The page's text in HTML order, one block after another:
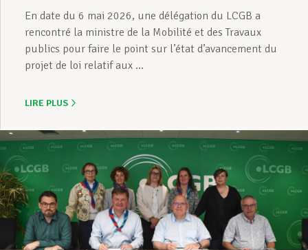
En date du 6 mai 2026, une délégation du LCGB a
rencontré la ministre de la Mobilité et des Travaux
publics pour faire le point sur l’état d’avancement du
projet de loi relatif aux ...
LIRE PLUS